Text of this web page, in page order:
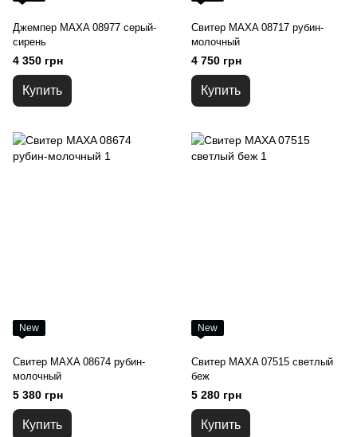
Джемпер MAXA 08977 серый-
сирень
4 350 грн
Купить
Свитер MAXA 08717 рубин-
молочный
4 750 грн
Купить
New
Свитер MAXA 08674 рубин-
молочный
5 380 грн
Купить
New
Свитер MAXA 07515 светлый
беж
5 280 грн
Купить